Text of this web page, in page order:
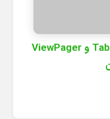
پیاده سازی Tab توسط TabLayout و ViewPager